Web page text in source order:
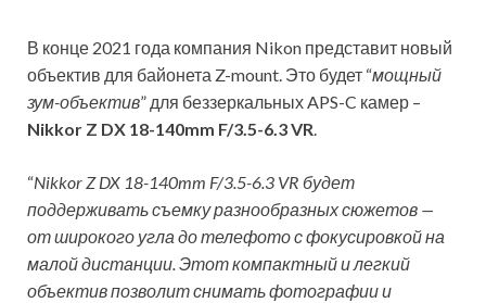
В конце 2021 года компания Nikon представит новый
объектив для байонета Z-mount. Это будет “мощный
зум-объектив” для беззеркальных APS-C камер –
Nikkor Z DX 18-140mm F/3.5-6.3 VR.
“Nikkor Z DX 18-140mm F/3.5-6.3 VR будет
поддерживать съемку разнообразных сюжетов —
от широкого угла до телефото с фокусировкой на
малой дистанции. Этот компактный и легкий
объектив позволит снимать фотографии и